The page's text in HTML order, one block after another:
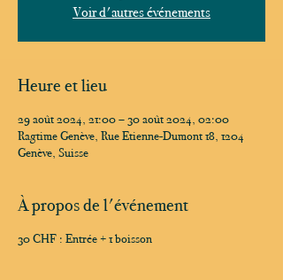
Voir d'autres événements
Heure et lieu
29 août 2024, 21:00 – 30 août 2024, 02:00
Ragtime Genève, Rue Etienne-Dumont 18, 1204
Genève, Suisse
À propos de l'événement
30 CHF : Entrée + 1 boisson